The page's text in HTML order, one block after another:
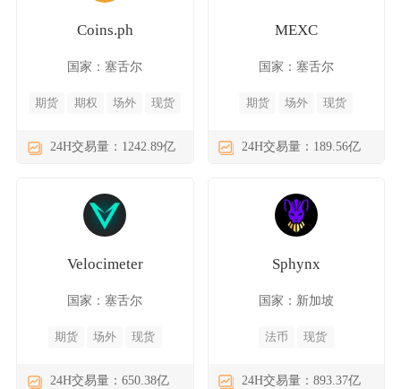
Coins.ph
国家：塞舌尔
期货 期权 场外 现货
24H交易量：1242.89亿
MEXC
国家：塞舌尔
期货 场外 现货
24H交易量：189.56亿
Velocimeter
国家：塞舌尔
期货 场外 现货
24H交易量：650.38亿
Sphynx
国家：新加坡
法币 现货
24H交易量：893.37亿